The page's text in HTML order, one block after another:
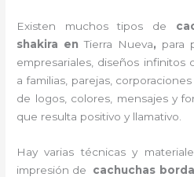
Existen muchos tipos de
shakira enTierra Nueva, para
empresariales, diseños infinitos
a familias, parejas,
de logos, colores, mensajes y
que resulta positivo y llamativo.
Hay varias técnicas y
impresión de cachuchas